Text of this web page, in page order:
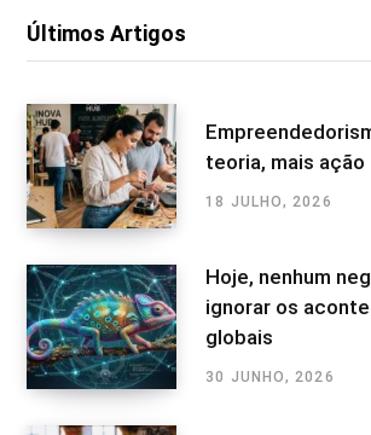
Últimos Artigos
teoria, mais ação
18 JULHO, 2026
Hoje, nenhum
ignorar os
globais
30 JUNHO, 2026